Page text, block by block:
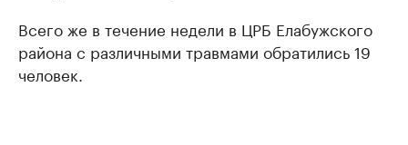
Всего же в течение недели в ЦРБ Елабужского
района с различными травмами обратились 19
человек.